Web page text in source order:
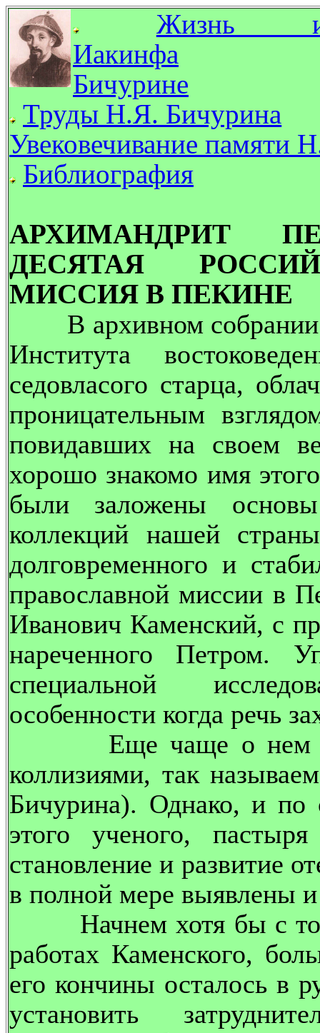
Жизнь и
Иакинфа
Бичурине
Труды Н.Я. Бичурина
Увековечивание памяти
Библиография
АРХИМАНДРИТ
ДЕСЯТАЯ
МИССИЯ В ПЕКИНЕ
В архивном собрании
Института
седовласого старца,
проницательным
повидавших на своем
хорошо знакомо имя
были заложены основы
коллекций нашей
долговременного и
православной миссии в
Иванович Каменский, с
нареченного Петром.
специальной
особенности когда речь
Еще чаще о нем
коллизиями, так
Бичурина). Однако, и по
этого ученого,
становление и развитие
в полной мере выявлены
Начнем хотя бы с
работах Каменского,
его кончины осталось в
установить